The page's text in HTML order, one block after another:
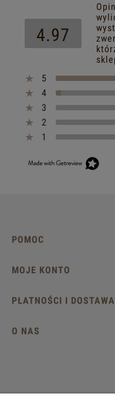
4.97
5
4
3
2
1
POMOC
MOJE KONTO
PŁATNOŚCI I DOSTAWA
O NAS